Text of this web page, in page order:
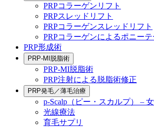
PRPコラーゲンリフト
PRPスレッドリフト
PRPコラーゲンスレッドリフト
PRPコラーゲンによるポニーテ
PRP形成術
PRP-MI脱脂術
PRP-MI脱脂術
PRP注射による脱脂術修正
PRP発毛／薄毛治療
p-Scalp（ピー・スカルプ） –
光線療法
育毛サプリ